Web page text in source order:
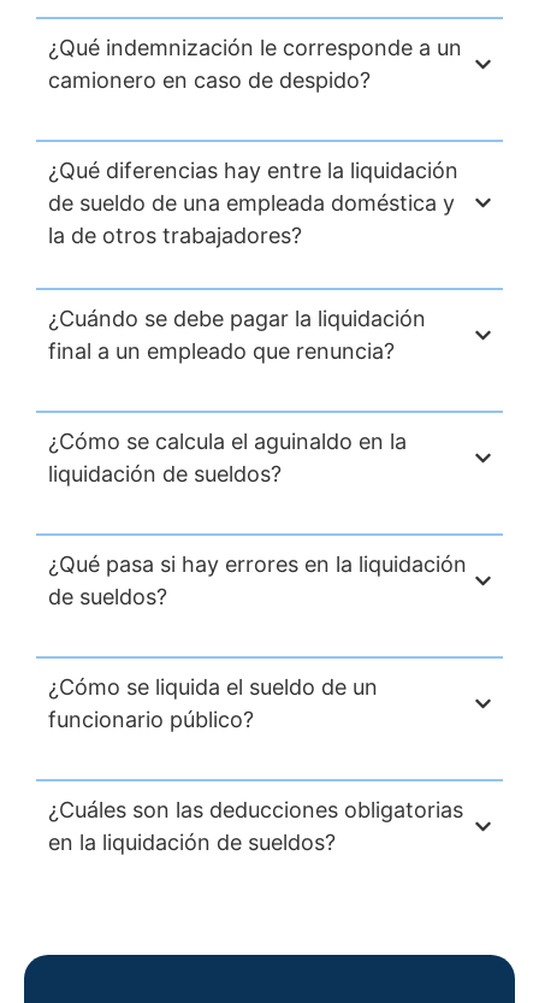
¿Qué indemnización le corresponde a un
camionero en caso de despido?
¿Qué diferencias hay entre la liquidación
de sueldo de una empleada doméstica y
la de otros trabajadores?
¿Cuándo se debe pagar la liquidación
final a un empleado que renuncia?
¿Cómo se calcula el aguinaldo en la
liquidación de sueldos?
¿Qué pasa si hay errores en la liquidación
de sueldos?
¿Cómo se liquida el sueldo de un
funcionario público?
¿Cuáles son las deducciones obligatorias
en la liquidación de sueldos?